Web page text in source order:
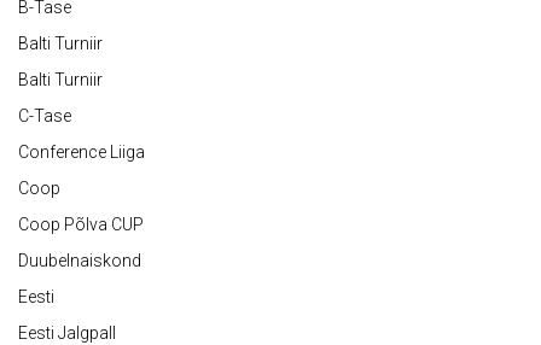
B-Tase
Balti Turniir
Balti Turniir
C-Tase
Conference Liiga
Coop
Coop Põlva CUP
Duubelnaiskond
Eesti
Eesti Jalgpall